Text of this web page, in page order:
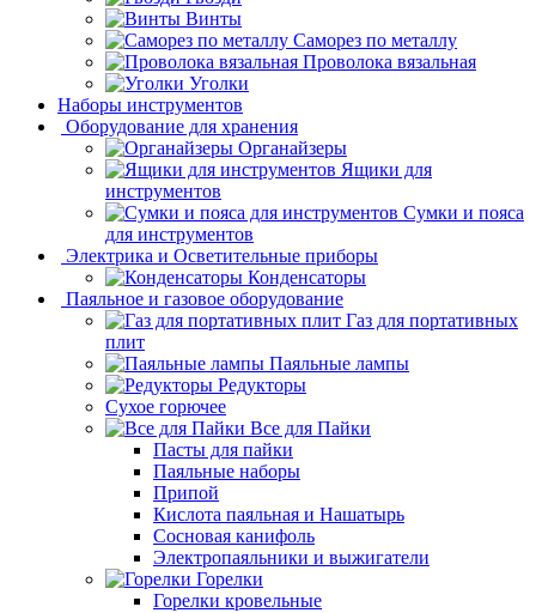
Винты
Саморез по металлу
Проволока вязальная
Уголки
Наборы инструментов
Оборудование для хранения
Органайзеры
Ящики для
инструментов
Сумки и пояса
для инструментов
Электрика и Осветительные приборы
Конденсаторы
Паяльное и газовое оборудование
Газ для портативных
плит
Паяльные лампы
Редукторы
Сухое горючее
Все для Пайки
Пасты для пайки
Паяльные наборы
Припой
Кислота паяльная и Нашатырь
Сосновая канифоль
Электропаяльники и выжигатели
Горелки
Горелки кровельные